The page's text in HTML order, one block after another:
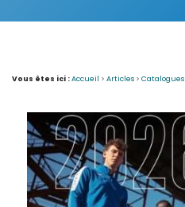
Vous êtes ici :Accueil > Articles > Catalogues